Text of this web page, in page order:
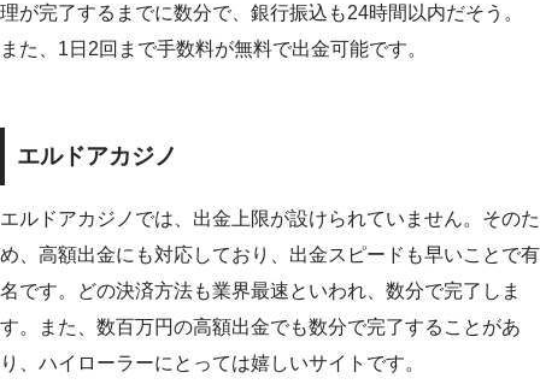
理が完了するまでに数分で、銀行振込も24時間以内だそう。
また、1日2回まで手数料が無料で出金可能です。
エルドアカジノ
エルドアカジノでは、出金上限が設けられていません。そのた
め、高額出金にも対応しており、出金スピードも早いことで有
名です。どの決済方法も業界最速といわれ、数分で完了しま
す。また、数百万円の高額出金でも数分で完了することがあ
り、ハイローラーにとっては嬉しいサイトです。